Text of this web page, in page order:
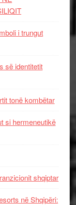
i trungut
së identitetit
tonë kombëtar
si hermeneutikë
shqiptar
në Shqipëri: